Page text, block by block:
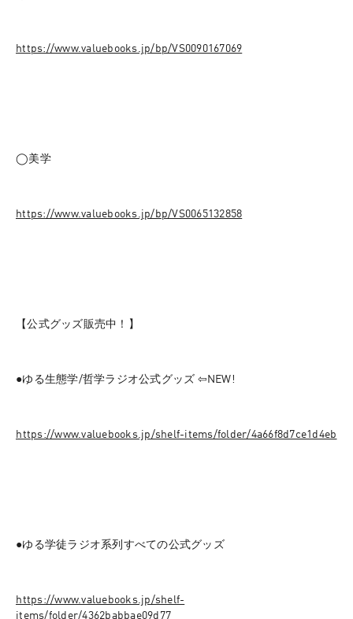
https://www.valuebooks.jp/bp/VS0090167069
◯美学
https://www.valuebooks.jp/bp/VS0065132858
【公式グッズ販売中！】
●ゆる生態学/哲学ラジオ公式グッズ ⇦NEW!
⁠https://www.valuebooks.jp/shelf-items/folder/4a66f8d7ce1d4eb⁠
●ゆる学徒ラジオ系列すべての公式グッズ
⁠https://www.valuebooks.jp/shelf-
items/folder/4362babbae09d77⁠